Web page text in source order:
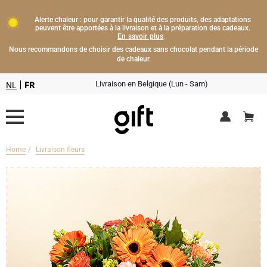
Alerte chaleur : pour garantir la qualité des produits, des adaptations
peuvent être apportées à la livraison et à la préparation des cadeaux.
En savoir plus.
Nous recommandons de choisir des cadeaux sans chocolat pendant la période
de chaleur.
Livraison en Belgique (Lun - Sam)
NL FR
Livraison fleurs
Boissons
Cadeaux champagne
Bouteille de Champagne
Chocolat
Type de cadeau
Lifestyle
Home Livraison fleurs